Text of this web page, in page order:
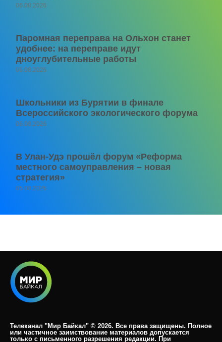
06.08.2026
Паромная переправа на Ольхон станет
удобнее: на переправе идут
дноуглубительные работы
06.08.2026
Школьники из Бурятии в финале
Всероссийского экологического форума
06.08.2026
В Улан-Удэ прошёл форум «Реформа
местного самоуправления – новая
стратегия»
05.08.2026
Телеканал "Мир Байкал" © 2026. Все права защищены. Полное
или частичное заимствование материалов допускается
только с письменного разрешения редакции. При